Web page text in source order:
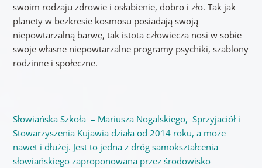
swoim rodzaju zdrowie i osłabienie, dobro i zło. Tak jak
planety w bezkresie kosmosu posiadają swoją
niepowtarzalną barwę, tak istota człowiecza nosi w sobie
swoje własne niepowtarzalne programy psychiki, szablony
rodzinne i społeczne.
Słowiańska Szkoła – Mariusza Nogalskiego, Sprzyjaciół i
Stowarzyszenia Kujawia działa od 2014 roku, a może
nawet i dłużej. Jest to jedna z dróg samokształcenia
słowiańskiego zaproponowana przez środowisko